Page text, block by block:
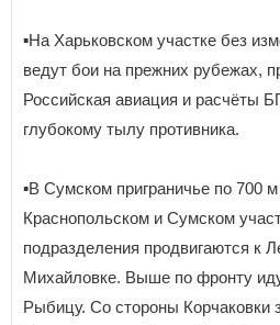
▪️На Харьковском участке без
ведут бои на прежних рубежах,
Российская авиация и расчёты
глубокому тылу противника.
▪️В Сумском приграничье по 700
Краснопольском и Сумском
подразделения продвигаются к
Михайловке. Выше по фронту
Рыбицу. Со стороны Корчаковки